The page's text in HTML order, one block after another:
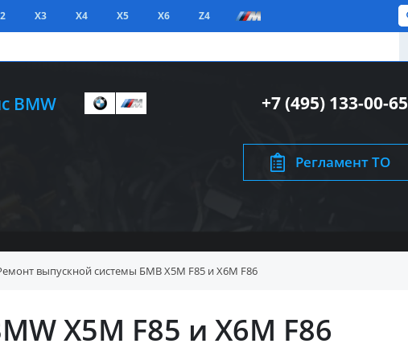
X3 X4 X5 X6 Z4
BMW +7 (495) 133-00-65
Регламент ТО
выпускной системы БМВ X5M F85 и X6M F86
X5M F85 и X6M F86